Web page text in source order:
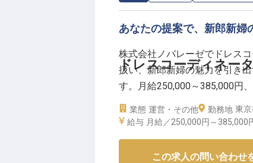
ドレスコーディネー
あなたの提案で、新郎新婦
株式会社ノバレーゼでドレス
扱い、新郎新婦の魅力を引き
す。月給250,000～385,000円
センスで、一生に一度の特別
※2025年04月17日時点の情報で
業態 運営・その他 勤務地 東
給与 月給／250,000円～ 385,000
この求人の問い合わせ